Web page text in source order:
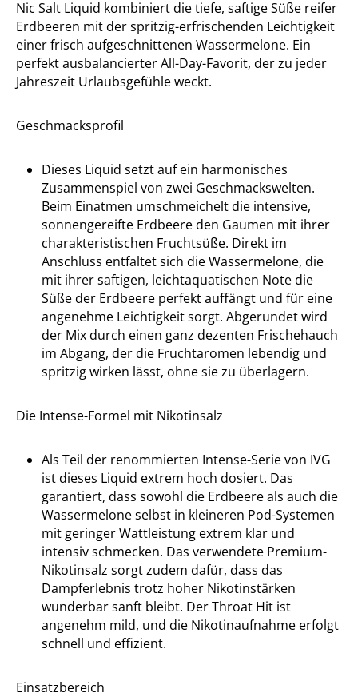
Nic Salt Liquid kombiniert die tiefe, saftige Süße reifer
Erdbeeren mit der spritzig-erfrischenden Leichtigkeit
einer frisch aufgeschnittenen Wassermelone. Ein
perfekt ausbalancierter All-Day-Favorit, der zu jeder
Jahreszeit Urlaubsgefühle weckt.
Geschmacksprofil
Dieses Liquid setzt auf ein harmonisches
Zusammenspiel von zwei Geschmackswelten.
Beim Einatmen umschmeichelt die intensive,
sonnengereifte Erdbeere den Gaumen mit ihrer
charakteristischen Fruchtsüße. Direkt im
Anschluss entfaltet sich die Wassermelone, die
mit ihrer saftigen, leichtaquatischen Note die
Süße der Erdbeere perfekt auffängt und für eine
angenehme Leichtigkeit sorgt. Abgerundet wird
der Mix durch einen ganz dezenten Frischehauch
im Abgang, der die Fruchtaromen lebendig und
spritzig wirken lässt, ohne sie zu überlagern.
Die Intense-Formel mit Nikotinsalz
Als Teil der renommierten Intense-Serie von IVG
ist dieses Liquid extrem hoch dosiert. Das
garantiert, dass sowohl die Erdbeere als auch die
Wassermelone selbst in kleineren Pod-Systemen
mit geringer Wattleistung extrem klar und
intensiv schmecken. Das verwendete Premium-
Nikotinsalz sorgt zudem dafür, dass das
Dampferlebnis trotz hoher Nikotinstärken
wunderbar sanft bleibt. Der Throat Hit ist
angenehm mild, und die Nikotinaufnahme erfolgt
schnell und effizient.
Einsatzbereich